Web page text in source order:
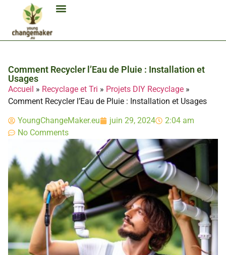
Comment Recycler l’Eau de Pluie : Installation et
Usages
Accueil » Recyclage et Tri » Projets DIY Recyclage »
Comment Recycler l’Eau de Pluie : Installation et Usages
YoungChangeMaker.eu juin 29, 2024
2:04 am
No Comments